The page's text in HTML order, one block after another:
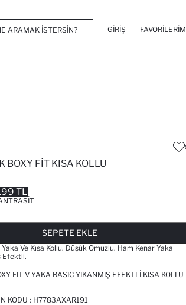
GIRIŞ FAVORILERIM
BOXY FIT KISA KOLLU
TL
SEPETE EKLE
Ve Kısa Kollu. Düşük Omuzlu. Ham Kenar Yaka
Efektli.
FIT V YAKA BASIC YIKANMIŞ EFEKTLI KISA KOLLU
KODU : H7783AXAR191